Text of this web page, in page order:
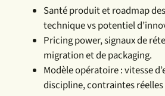
Santé produit et roadmap
technique vs potentiel
Pricing power, signaux de
migration et de packaging.
Modèle opératoire : vitesse
discipline, contraintes